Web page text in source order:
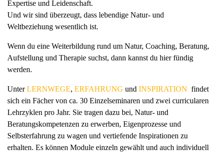
Expertise und Leidenschaft.
Und wir sind überzeugt, dass lebendige Natur- und
Weltbeziehung wesentlich ist.
Wenn du eine Weiterbildung rund um Natur, Coaching, Beratung,
Aufstellung und Therapie suchst, dann kannst du hier fündig
werden.
UnterLERNWEGE, ERFAHRUNG und INSPIRATION findet
sich ein Fächer von ca. 30 Einzelseminaren und zwei curricularen
Lehrzyklen pro Jahr. Sie tragen dazu bei, Natur- und
Beratungskompetenzen zu erwerben, Eigenprozesse und
Selbsterfahrung zu wagen und vertiefende Inspirationen zu
erhalten. Es können Module einzeln gewählt und auch individuell